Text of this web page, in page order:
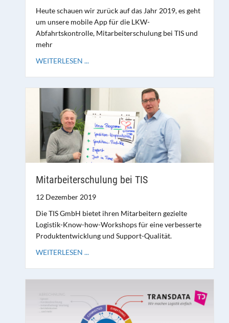
Heute schauen wir zurück auf das Jahr 2019, es geht
um unsere mobile App für die LKW-
Abfahrtskontrolle, Mitarbeiterschulung bei TIS und
mehr
WEITERLESEN ...
Mitarbeiterschulung bei TIS
12 Dezember 2019
Die TIS GmbH bietet ihren Mitarbeitern gezielte
Logistik-Know-how-Workshops für eine verbesserte
Produktentwicklung und Support-Qualität.
WEITERLESEN ...